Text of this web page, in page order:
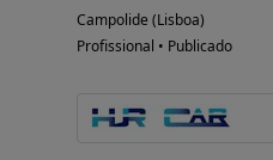
Campolide (Lisboa)
Profissional • Publicado